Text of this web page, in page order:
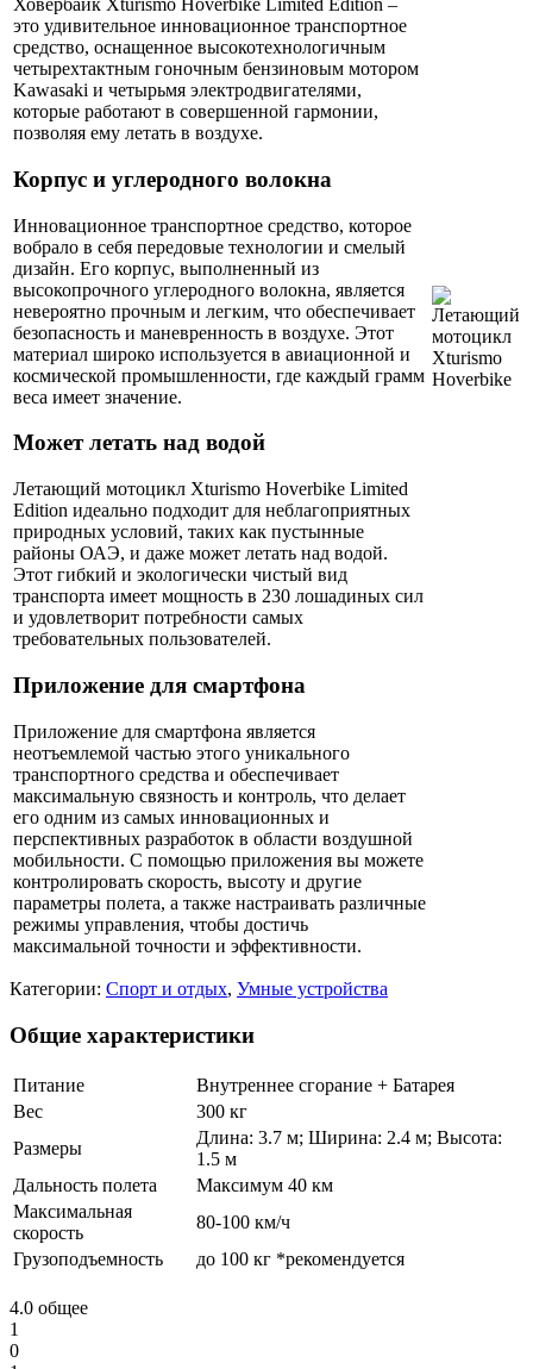
Ховербайк Xturismo Hoverbike Limited Edition –
это удивительное инновационное транспортное
средство, оснащенное высокотехнологичным
четырехтактным гоночным бензиновым мотором
Kawasaki и четырьмя электродвигателями,
которые работают в совершенной гармонии,
позволяя ему летать в воздухе.
Корпус и углеродного волокна
Инновационное транспортное средство, которое
вобрало в себя передовые технологии и смелый
дизайн. Его корпус, выполненный из
высокопрочного углеродного волокна, является
невероятно прочным и легким, что обеспечивает
безопасность и маневренность в воздухе. Этот
материал широко используется в авиационной и
космической промышленности, где каждый грамм
веса имеет значение.
Может летать над водой
Летающий мотоцикл Xturismo Hoverbike Limited
Edition идеально подходит для неблагоприятных
природных условий, таких как пустынные
районы ОАЭ, и даже может летать над водой.
Этот гибкий и экологически чистый вид
транспорта имеет мощность в 230 лошадиных сил
и удовлетворит потребности самых
требовательных пользователей.
Приложение для смартфона
Приложение для смартфона является
неотъемлемой частью этого уникального
транспортного средства и обеспечивает
максимальную связность и контроль, что делает
его одним из самых инновационных и
перспективных разработок в области воздушной
мобильности. С помощью приложения вы можете
контролировать скорость, высоту и другие
параметры полета, а также настраивать различные
режимы управления, чтобы достичь
максимальной точности и эффективности.
Категории: Спорт и отдых, Умные устройства
Общие характеристики
Питание
Внутреннее сгорание + Батарея
Вес
300 кг
Размеры
Длина: 3.7 м; Ширина: 2.4 м; Высота:
1.5 м
Дальность полета
Максимум 40 км
Максимальная
скорость
80-100 км/ч
Грузоподъемность
до 100 кг *рекомендуется
4.0 общее
1
0